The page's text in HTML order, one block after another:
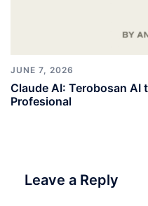
JUNE 7, 2026
Claude AI: Terobosan AI
Profesional
Leave a Reply